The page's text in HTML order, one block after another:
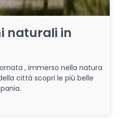
naturali in
, immerso nella natura
città scopri le più belle